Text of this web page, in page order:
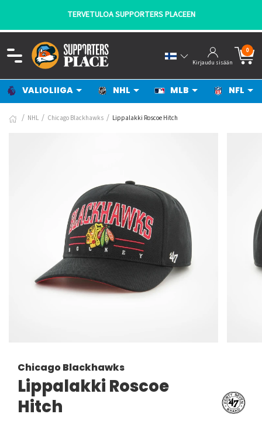
TERVETULOA SUPPORTERS PLACEEN
Kirjaudu sisään
0
VALIOLIIGA NHL MLB NFL
NHL Chicago Blackhawks Lippalakki Roscoe Hitch
Chicago Blackhawks
Lippalakki Roscoe
Hitch